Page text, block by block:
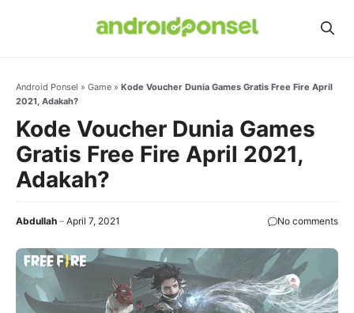
Android Ponsel » Game » Kode Voucher Dunia Games Gratis Free Fire April
2021, Adakah?
Kode Voucher Dunia Games
Gratis Free Fire April 2021,
Adakah?
Abdullah April 7, 2021 No comments